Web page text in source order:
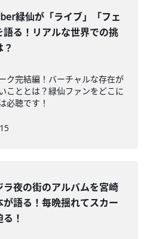
緑仙が「ライブ」「フェ
語る！リアルな世界での挑
ク完結編！バーチャルな存在が
こととは？緑仙ファンをどこに
必聴です！
夜の街のアルバムを宮崎
が語る！毎晩揺れてスカー
る！